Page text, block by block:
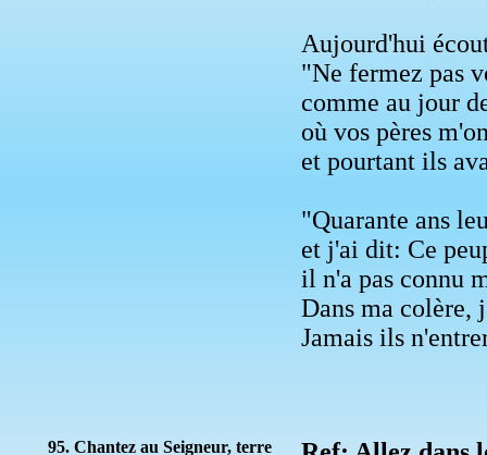
Aujourd'hui
"Ne fermez pas
comme au jour
où vos pères
et pourtant ils
"Quarante ans
et j'ai dit: Ce
il n'a pas connu
Dans ma colère,
Jamais ils
95. Chantez au Seigneur, terre